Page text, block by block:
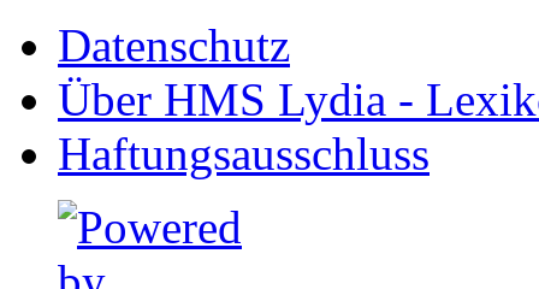
Datenschutz
Über HMS Lydia -
Haftungsausschluss